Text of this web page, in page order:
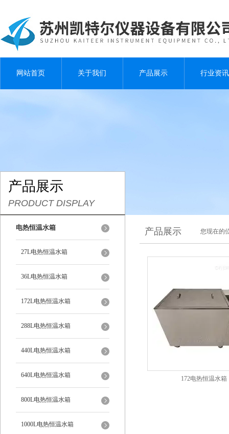
网站首页 关于我们 产品展示 行业资讯
产品展示
PRODUCT DISPLAY
电热恒温水箱
27L电热恒温水箱
36L电热恒温水箱
172L电热恒温水箱
288L电热恒温水箱
440L电热恒温水箱
640L电热恒温水箱
800L电热恒温水箱
1000L电热恒温水箱
产品展示 您现在的
172电热恒温水箱